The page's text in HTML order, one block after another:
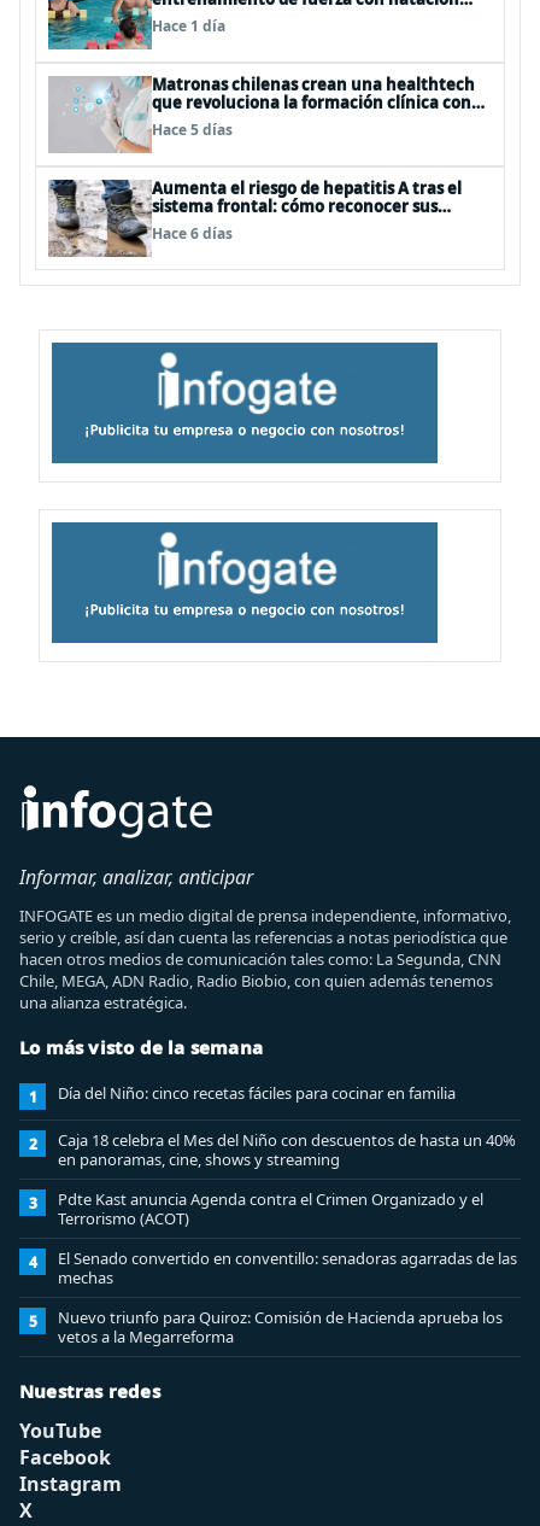
para fortalecer la salud
Hace 1 día
Matronas chilenas crean una healthtech
que revoluciona la formación clínica con
simuladores inteligentes
Hace 5 días
Aumenta el riesgo de hepatitis A tras el
sistema frontal: cómo reconocer sus
síntomas y evitar el contagio
Hace 6 días
Informar, analizar, anticipar
INFOGATE es un medio digital de prensa independiente, informativo,
serio y creíble, así dan cuenta las referencias a notas periodística que
hacen otros medios de comunicación tales como: La Segunda, CNN
Chile, MEGA, ADN Radio, Radio Biobio, con quien además tenemos
una alianza estratégica.
Lo más visto de la semana
1 Día del Niño: cinco recetas fáciles para cocinar en familia
2
Caja 18 celebra el Mes del Niño con descuentos de hasta un 40%
en panoramas, cine, shows y streaming
3
Pdte Kast anuncia Agenda contra el Crimen Organizado y el
Terrorismo (ACOT)
4
El Senado convertido en conventillo: senadoras agarradas de las
mechas
5
Nuevo triunfo para Quiroz: Comisión de Hacienda aprueba los
vetos a la Megarreforma
Nuestras redes
YouTube
Facebook
Instagram
X